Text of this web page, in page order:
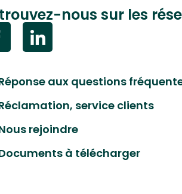
nous sur les
aux questions
service clients
rejoindre
à télécharger